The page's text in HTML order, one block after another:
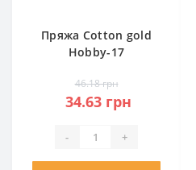
Пряжа Cotton gold
Hobby-17
46.18 грн
34.63 грн
- +